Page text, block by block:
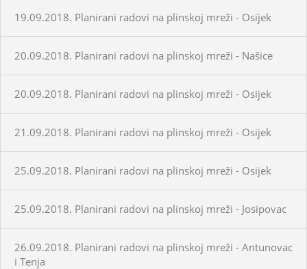
19.09.2018. Planirani radovi na plinskoj mreži - Osijek
20.09.2018. Planirani radovi na plinskoj mreži - Našice
20.09.2018. Planirani radovi na plinskoj mreži - Osijek
21.09.2018. Planirani radovi na plinskoj mreži - Osijek
25.09.2018. Planirani radovi na plinskoj mreži - Osijek
25.09.2018. Planirani radovi na plinskoj mreži - Josipovac
26.09.2018. Planirani radovi na plinskoj mreži - Antunovac
i Tenja